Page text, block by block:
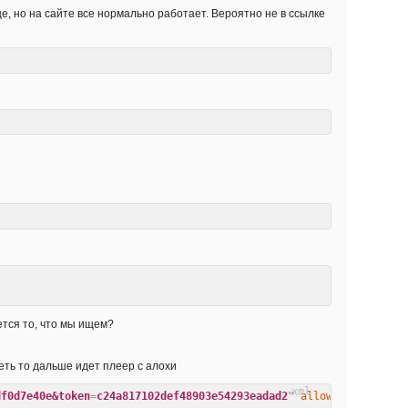
но на сайте все нормально работает. Вероятно не в ссылке
то, что мы ищем?
то дальше идет плеер с алохи
=c24a817102def48903e54293eadad2" allow